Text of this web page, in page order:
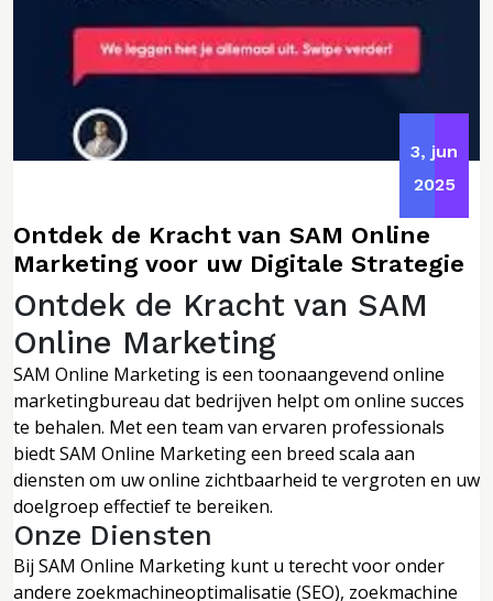
3, jun
2025
Ontdek de Kracht van SAM Online
Marketing voor uw Digitale Strategie
Ontdek de Kracht van SAM
Online Marketing
SAM Online Marketing is een toonaangevend online
marketingbureau dat bedrijven helpt om online succes
te behalen. Met een team van ervaren professionals
biedt SAM Online Marketing een breed scala aan
diensten om uw online zichtbaarheid te vergroten en uw
doelgroep effectief te bereiken.
Onze Diensten
Bij SAM Online Marketing kunt u terecht voor onder
andere zoekmachineoptimalisatie (SEO), zoekmachine